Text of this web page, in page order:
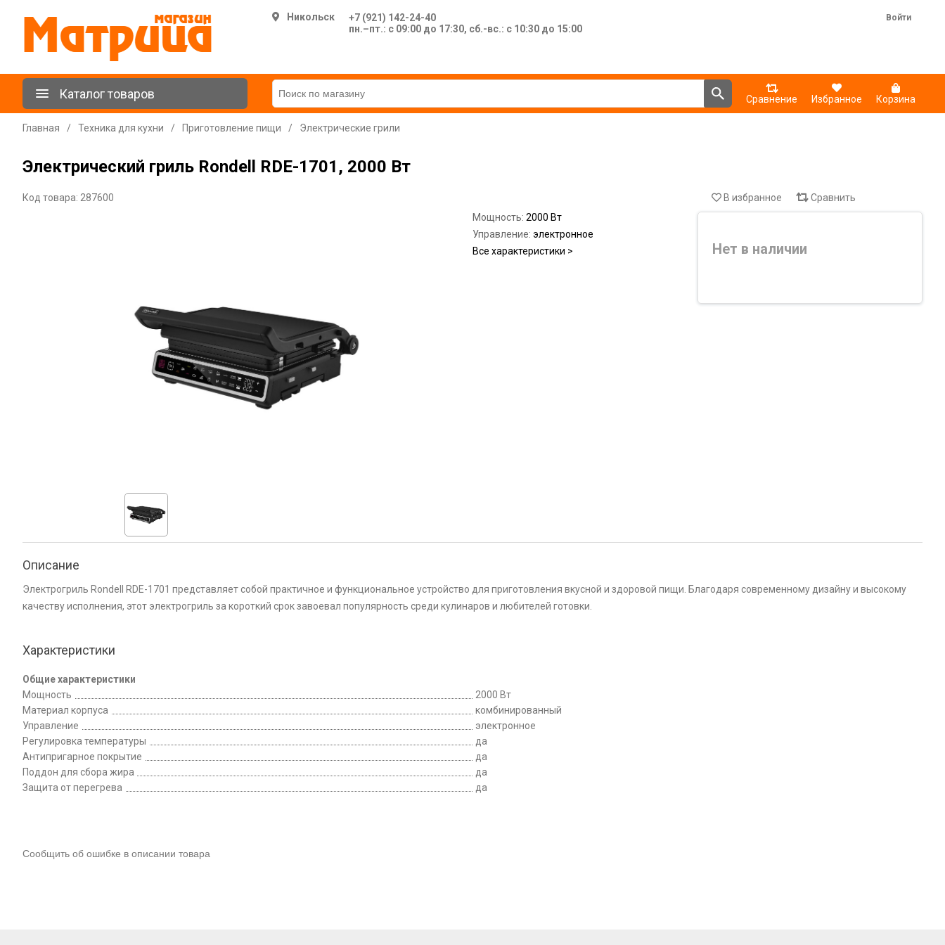
Никольск
+7 (921) 142-24-40
пн.–пт.: с 09:00 до 17:30, сб.-вс.: с 10:30 до 15:00
Войти
Каталог товаров Сравнение Избранное Корзина
Главная / Техника для кухни / Приготовление пищи / Электрические грили
Электрический гриль Rondell RDE-1701, 2000 Вт
Код товара: 287600
Мощность: 2000 Вт
Управление: электронное
Все характеристики >
В избранное Сравнить
Нет в наличии
Описание
Электрогриль Rondell RDE-1701 представляет собой практичное и функциональное устройство для приготовления вкусной и здоровой пищи. Благодаря современному дизайну и высокому
качеству исполнения, этот электрогриль за короткий срок завоевал популярность среди кулинаров и любителей готовки.
Характеристики
Общие характеристики
Мощность
2000 Вт
Материал корпуса
комбинированный
Управление
электронное
Регулировка температуры
да
Антипригарное покрытие
да
Поддон для сбора жира
да
Защита от перегрева
да
Сообщить об ошибке в описании товара